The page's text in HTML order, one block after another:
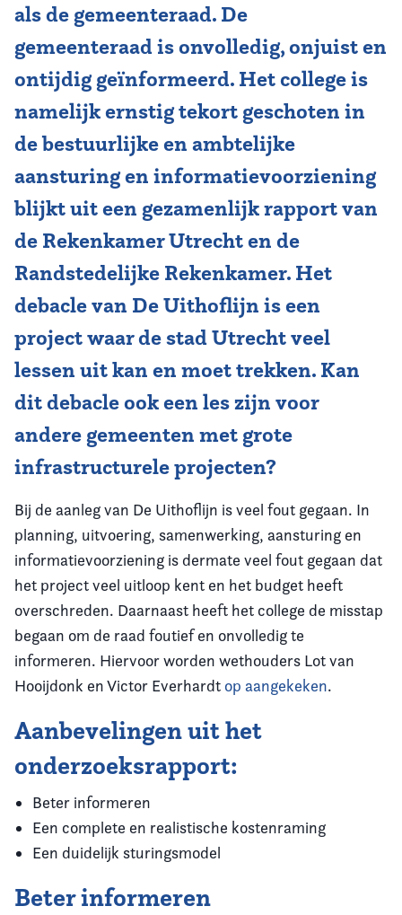
als de gemeenteraad. De
gemeenteraad is onvolledig, onjuist en
ontijdig geïnformeerd. Het college is
namelijk ernstig tekort geschoten in
de bestuurlijke en ambtelijke
aansturing en informatievoorziening
blijkt uit een gezamenlijk rapport van
de Rekenkamer Utrecht en de
Randstedelijke Rekenkamer. Het
debacle van De Uithoflijn is een
project waar de stad Utrecht veel
lessen uit kan en moet trekken. Kan
dit debacle ook een les zijn voor
andere gemeenten met grote
infrastructurele projecten?
Bij de aanleg van De Uithoflijn is veel fout gegaan. In
planning, uitvoering, samenwerking, aansturing en
informatievoorziening is dermate veel fout gegaan dat
het project veel uitloop kent en het budget heeft
overschreden. Daarnaast heeft het college de misstap
begaan om de raad foutief en onvolledig te
informeren. Hiervoor worden wethouders Lot van
Hooijdonk en Victor Everhardt op aangekeken.
Aanbevelingen uit het
onderzoeksrapport:
Beter informeren
Een complete en realistische kostenraming
Een duidelijk sturingsmodel
Beter informeren